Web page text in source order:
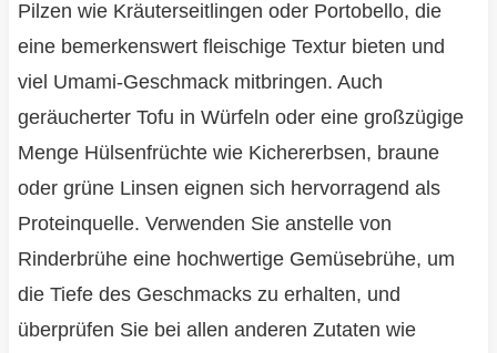
Pilzen wie Kräuterseitlingen oder Portobello, die
eine bemerkenswert fleischige Textur bieten und
viel Umami-Geschmack mitbringen. Auch
geräucherter Tofu in Würfeln oder eine großzügige
Menge Hülsenfrüchte wie Kichererbsen, braune
oder grüne Linsen eignen sich hervorragend als
Proteinquelle. Verwenden Sie anstelle von
Rinderbrühe eine hochwertige Gemüsebrühe, um
die Tiefe des Geschmacks zu erhalten, und
überprüfen Sie bei allen anderen Zutaten wie